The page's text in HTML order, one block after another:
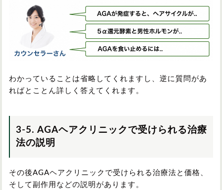
わかっていることは省略してくれますし、逆に質問があ
ればとことん詳しく答えてくれます。
3-5. AGAヘアクリニックで受けられる治療
法の説明
その後AGAヘアクリニックで受けられる治療法と価格、
そして副作用などの説明があります。